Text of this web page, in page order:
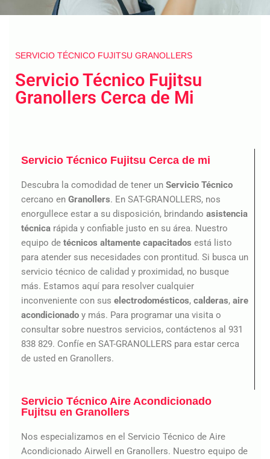
SERVICIO TÉCNICO FUJITSU GRANOLLERS
Servicio Técnico Fujitsu
Granollers Cerca de Mi
Servicio Técnico Fujitsu Cerca de mi
Descubra la comodidad de tener un Servicio Técnico
cercano en Granollers. En SAT-GRANOLLERS, nos
enorgullece estar a su disposición, brindando asistencia
técnica rápida y confiable justo en su área. Nuestro
equipo de técnicos altamente capacitados está listo
para atender sus necesidades con prontitud. Si busca un
servicio técnico de calidad y proximidad, no busque
más. Estamos aquí para resolver cualquier
inconveniente con sus electrodomésticos, calderas, aire
acondicionado y más. Para programar una visita o
consultar sobre nuestros servicios, contáctenos al 931
838 829. Confíe en SAT-GRANOLLERS para estar cerca
de usted en Granollers.
Servicio Técnico Aire Acondicionado
Fujitsu en Granollers
Nos especializamos en el Servicio Técnico de Aire
Acondicionado Airwell en Granollers. Nuestro equipo de